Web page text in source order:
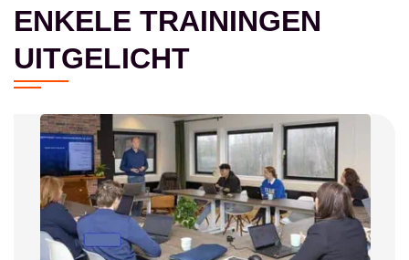
ENKELE TRAININGEN
UITGELICHT